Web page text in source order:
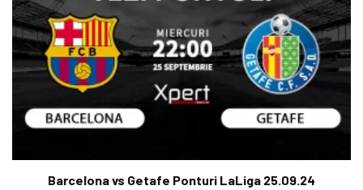
Barcelona vs Getafe Ponturi LaLiga 25.09.24